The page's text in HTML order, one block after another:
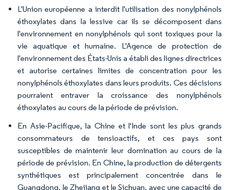
L'Union européenne a interdit l'utilisation des nonylphénols
éthoxylates dans la lessive car ils se décomposent dans
l'environnement en nonylphénols qui sont toxiques pour la
vie aquatique et humaine. L'Agence de protection de
l'environnement des États-Unis a établi des lignes directrices
et autorise certaines limites de concentration pour les
nonylphénols éthoxylates dans leurs produits. Ces décisions
pourraient entraver la croissance des nonylphénols
éthoxylates au cours de la période de prévision.
En Asie-Pacifique, la Chine et l'Inde sont les plus grands
consommateurs de tensioactifs, et ces pays sont
susceptibles de maintenir leur domination au cours de la
période de prévision. En Chine, la production de détergents
synthétiques est principalement concentrée dans le
Guangdong, le Zhejiang et le Sichuan, avec une capacité de